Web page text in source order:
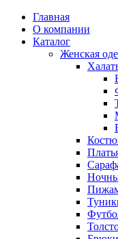
Главная
О компании
Каталог
Женская